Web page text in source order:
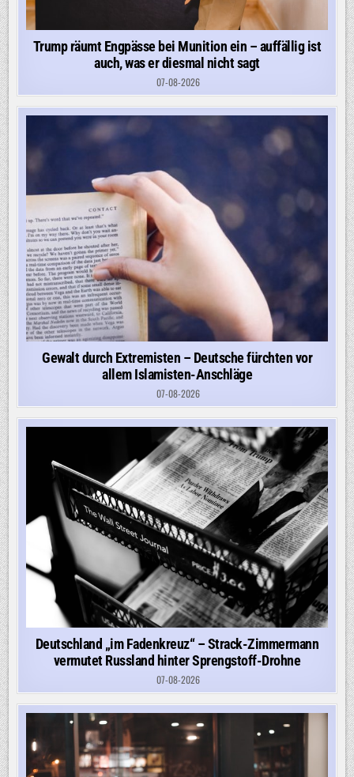
Trump räumt Engpässe bei Munition ein – auffällig ist
auch, was er diesmal nicht sagt
07-08-2026
Gewalt durch Extremisten – Deutsche fürchten vor
allem Islamisten-Anschläge
07-08-2026
Deutschland „im Fadenkreuz“ – Strack-Zimmermann
vermutet Russland hinter Sprengstoff-Drohne
07-08-2026